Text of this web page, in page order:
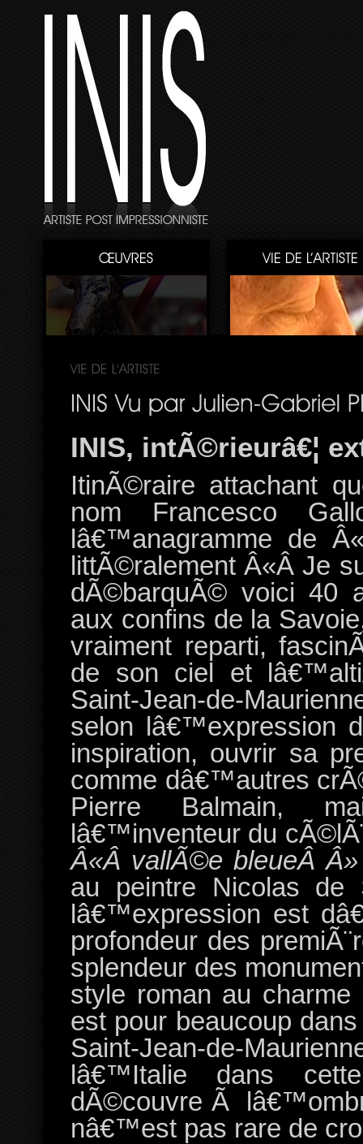
INIS, intÃ©rieurâ€¦
ItinÃ©raire attachant
nom Francesco
lâ€™anagramme de
littÃ©ralement Â«Â Je
dÃ©barquÃ© voici 40
aux confins de la
vraiment reparti,
de son ciel et
Saint-Jean-de-
selon lâ€™expression
inspiration, ouvrir sa
comme dâ€™autres
Pierre Balmain,
lâ€™inventeur du
Â«Â vallÃ©e bleueÂ Â»
au peintre Nicolas
lâ€™expression est
profondeur des
splendeur des
style roman au
est pour beaucoup
Saint-Jean-de-
lâ€™Italie dans
dÃ©couvre Ã
nâ€™est pas rare de